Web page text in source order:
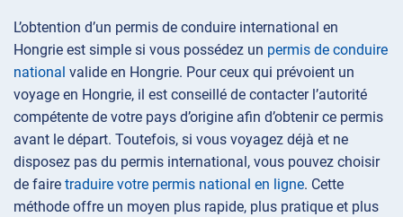
L’obtention d’un permis de conduire international en
Hongrie est simple si vous possédez un permis de conduire
national valide en Hongrie. Pour ceux qui prévoient un
voyage en Hongrie, il est conseillé de contacter l’autorité
compétente de votre pays d’origine afin d’obtenir ce permis
avant le départ. Toutefois, si vous voyagez déjà et ne
disposez pas du permis international, vous pouvez choisir
de faire traduire votre permis national en ligne. Cette
méthode offre un moyen plus rapide, plus pratique et plus